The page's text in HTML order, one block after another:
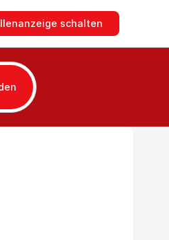
schalten